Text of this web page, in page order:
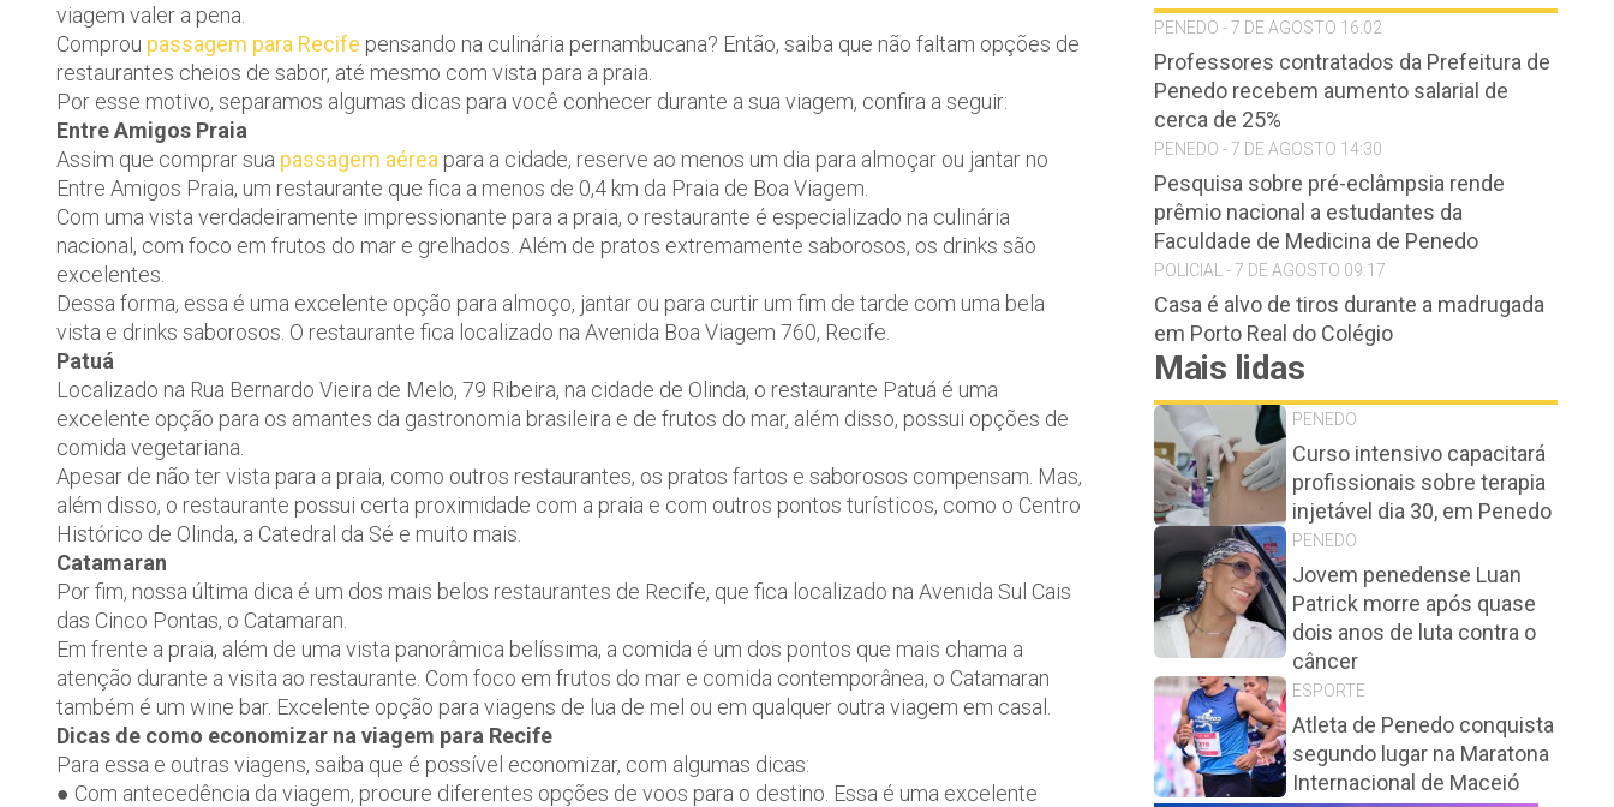
viagem valer a pena.
Comprou passagem para Recife pensando na culinária pernambucana? Então, saiba que não faltam opções de
restaurantes cheios de sabor, até mesmo com vista para a praia.
Por esse motivo, separamos algumas dicas para você conhecer durante a sua viagem, confira a seguir:
Entre Amigos Praia
Assim que comprar sua passagem aérea para a cidade, reserve ao menos um dia para almoçar ou jantar no
Entre Amigos Praia, um restaurante que fica a menos de 0,4 km da Praia de Boa Viagem.
Com uma vista verdadeiramente impressionante para a praia, o restaurante é especializado na culinária
nacional, com foco em frutos do mar e grelhados. Além de pratos extremamente saborosos, os drinks são
excelentes.
Dessa forma, essa é uma excelente opção para almoço, jantar ou para curtir um fim de tarde com uma bela
vista e drinks saborosos. O restaurante fica localizado na Avenida Boa Viagem 760, Recife.
Patuá
Localizado na Rua Bernardo Vieira de Melo, 79 Ribeira, na cidade de Olinda, o restaurante Patuá é uma
excelente opção para os amantes da gastronomia brasileira e de frutos do mar, além disso, possui opções de
comida vegetariana.
Apesar de não ter vista para a praia, como outros restaurantes, os pratos fartos e saborosos compensam. Mas,
além disso, o restaurante possui certa proximidade com a praia e com outros pontos turísticos, como o Centro
Histórico de Olinda, a Catedral da Sé e muito mais.
Catamaran
Por fim, nossa última dica é um dos mais belos restaurantes de Recife, que fica localizado na Avenida Sul Cais
das Cinco Pontas, o Catamaran.
Em frente a praia, além de uma vista panorâmica belíssima, a comida é um dos pontos que mais chama a
atenção durante a visita ao restaurante. Com foco em frutos do mar e comida contemporânea, o Catamaran
também é um wine bar. Excelente opção para viagens de lua de mel ou em qualquer outra viagem em casal.
Dicas de como economizar na viagem para Recife
Para essa e outras viagens, saiba que é possível economizar, com algumas dicas:
● Com antecedência da viagem, procure diferentes opções de voos para o destino. Essa é uma excelente
PENEDO - 7 DE AGOSTO 16:02
Professores contratados da Prefeitura de
Penedo recebem aumento salarial de
cerca de 25%
PENEDO - 7 DE AGOSTO 14:30
Pesquisa sobre pré-eclâmpsia rende
prêmio nacional a estudantes da
Faculdade de Medicina de Penedo
POLICIAL - 7 DE AGOSTO 09:17
Casa é alvo de tiros durante a madrugada
em Porto Real do Colégio
Mais lidas
PENEDO
Curso intensivo capacitará
profissionais sobre terapia
injetável dia 30, em Penedo
PENEDO
Jovem penedense Luan
Patrick morre após quase
dois anos de luta contra o
câncer
ESPORTE
Atleta de Penedo conquista
segundo lugar na Maratona
Internacional de Maceió